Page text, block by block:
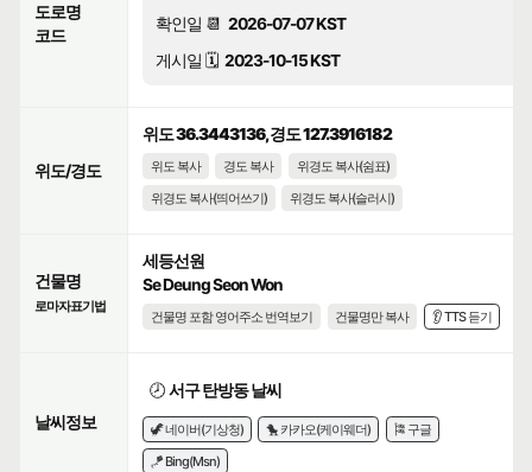
도로명
코드
확인일 📆 2026-07-07 KST
게시일 🗓️ 2023-10-15 KST
위도/경도
위도 36.3443136, 경도 127.3916182
위도 복사 경도 복사
위경도 복사(쉼표)
위경도 복사(띄어쓰기)
위경도 복사(슬러시)
건물명
로마자표기법
세등선원
Se Deung Seon Won
건물명 포함 영어주소 번역보기 건물명만 복사 👂 TTS 듣기
날씨정보
🕗서구 탄방동 날씨
🦖 네이버(기상청) 🐤 카카오(케이웨더)
🎏 구글
🪁 Bing(Msn)